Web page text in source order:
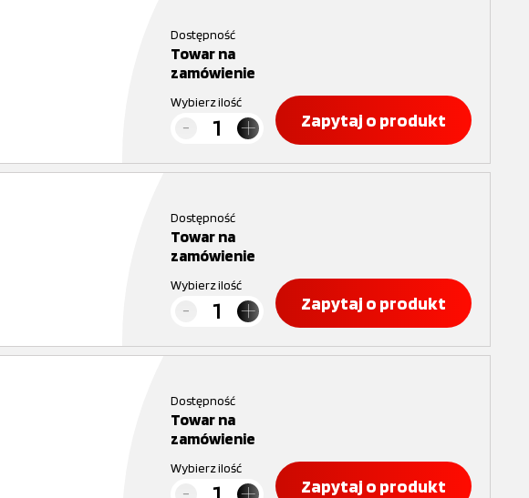
Dostępność
Towar na
zamówienie
Wybierz ilość
Zapytaj o produkt
Dostępność
Towar na
zamówienie
Wybierz ilość
Zapytaj o produkt
Dostępność
Towar na
zamówienie
Wybierz ilość
Zapytaj o produkt